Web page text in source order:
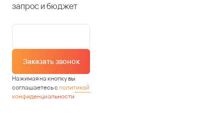
запрос и бюджет
Заказать звонок
Нажимая на кнопку вы
соглашаетесь сполитикой
конфиденциальности